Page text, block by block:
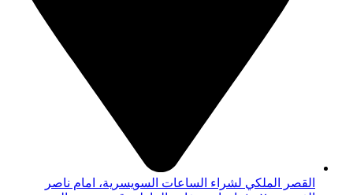
القصر الملكي لشراء الساعات السويسرية، امام ناصر